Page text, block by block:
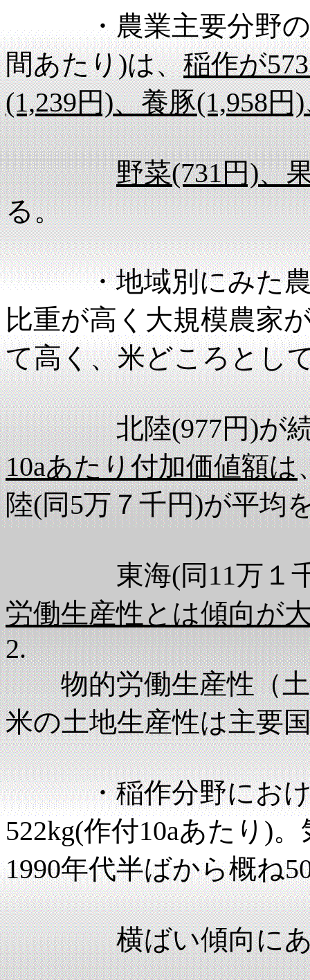
・農業主要分野の労
間あたり)は、稲作が
(1,239円)、養豚(1,958円
野菜(731円)、
る。
・地域別にみた農家
比重が高く大規模農家
て高く、米どころとし
北陸(977円)が続
10aあたり付加価値額は
陸(同5万７千円)が平均
東海(同11万１千円
労働生産性とは傾向が
2.
物的労働生産性（土
米の土地生産性は主要
・稲作分野における
522kg(作付10aあたり)
1990年代半ばから概ね
横ばい傾向にあ